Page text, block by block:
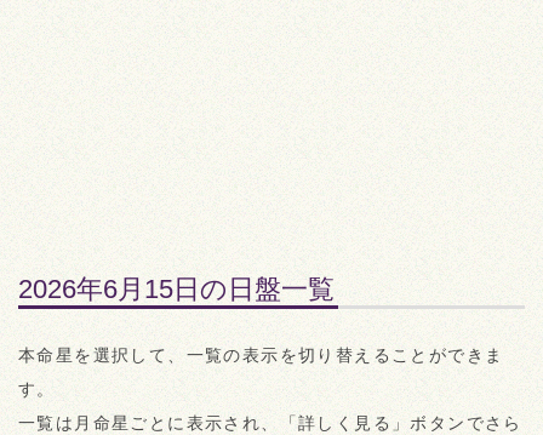
2026年6月15日の日盤一覧
本命星を選択して、一覧の表示を切り替えることができま
す。
一覧は月命星ごとに表示され、「詳しく見る」ボタンでさら